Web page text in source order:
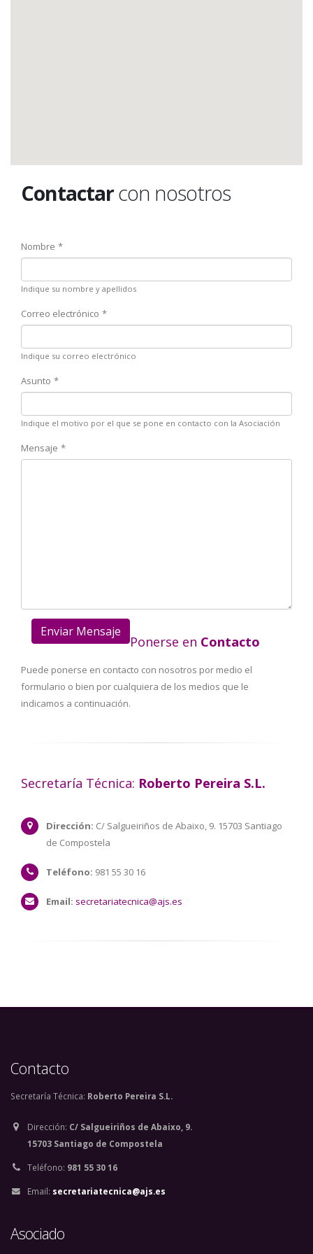
Contactarcon nosotros
Nombre
Indique su nombre y apellidos
Correo electrónico
Indique su correo electrónico
Asunto
Indique el motivo por el que se pone en contacto con la Asociación
Mensaje
Ponerse en Contacto
Puede ponerse en contacto con nosotros por medio el
formulario o bien por cualquiera de los medios que le
indicamos a continuación.
Secretaría Técnica: Roberto Pereira S.L.
Dirección: C/ Salgueiriños de Abaixo, 9. 15703 Santiago
de Compostela
Teléfono: 981 55 30 16
Email: secretariatecnica@ajs.es
Contacto
Secretaría Técnica: Roberto Pereira S.L.
Dirección: C/ Salgueiriños de Abaixo, 9.
15703 Santiago de Compostela
Teléfono: 981 55 30 16
Email: secretariatecnica@ajs.es
Asociado